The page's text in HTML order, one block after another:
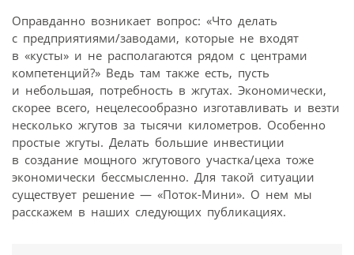
Оправданно возникает вопрос: «Что делать
с предприятиями/заводами, которые не входят
в «кусты» и не располагаются рядом с центрами
компетенций?» Ведь там также есть, пусть
и небольшая, потребность в жгутах. Экономически,
скорее всего, нецелесообразно изготавливать и везти
несколько жгутов за тысячи километров. Особенно
простые жгуты. Делать большие инвестиции
в создание мощного жгутового участка/цеха тоже
экономически бессмысленно. Для такой ситуации
существует решение — «Поток-Мини». О нем мы
расскажем в наших следующих публикациях.